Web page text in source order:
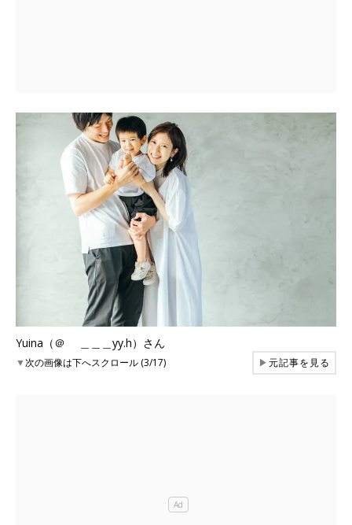
Yuina（＠ ＿＿＿yy.h）さん
▼次の画像は下へスクロール (3/17) ▶元記事を見る